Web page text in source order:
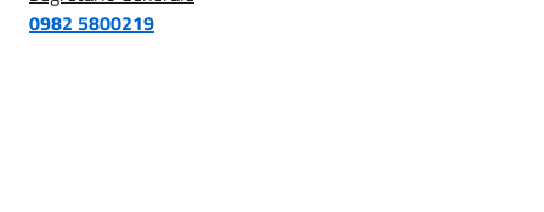
0982 5800219